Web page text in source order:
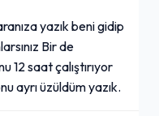
yazık beni gidip
Bir de
12 saat çalıştırıyor
ayrı üzüldüm yazık.